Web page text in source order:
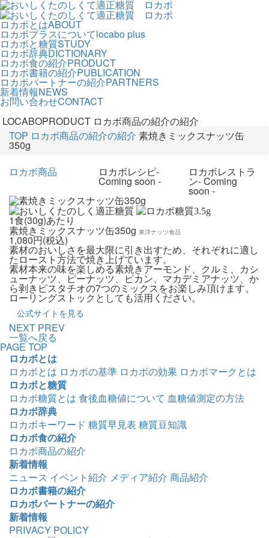
ロカボとはABOUT
ロカボプラスについてlocabo plus
ロカボと糖質STUDY
ロカボ辞典DICTIONARY
ロカボ食の紹介PRODUCT
ロカボ書籍の紹介PUBLICATION
ロカボパートナーの紹介PARTNERS
新着情報NEWS
お問い合わせCONTACT
LOCABOPRODUCT ロカボ商品の紹介の紹介
TOP ロカボ商品の紹介の紹介 素焼きミックスナッツ缶
350g
ロカボ商品
ロカボレシピ-
Coming soon -
ロカボレストラ
ン- Coming
soon -
3.5g
1食(30g)あたり
素焼きミックスナッツ缶350g 東洋ナッツ食品
1,080円(税込)
素材のおいしさを最大限に引き出すため、それぞれに適し
たロースト方法で焼き上げています。
素材本来の味を楽しめる素焼きアーモンド、クルミ、カシ
ューナッツ、ピーナッツ、ピカン、マカデミアナッツ、か
ら剥きピスタチオの7つのミックスをお楽しみ頂けます。
ローリングストックとしても活用ください。
公式サイトを見る
NEXT PREV
一覧へ戻る
PAGE TOP
ロカボとは
ロカボとは ロカボの基準 ロカボの効果 ロカボマークとは
ロカボと糖質
ロカボ糖質とは 食後血糖値について 血糖値測定の方法
ロカボ辞典
ロカボキーワード 糖質早見表 糖質豆知識
ロカボ食の紹介
ロカボ商品の紹介
新着情報
ニュース イベント紹介 メディア紹介 商品紹介
ロカボ書籍の紹介
ロカボパートナーの紹介
新着情報
PRIVACY POLICY